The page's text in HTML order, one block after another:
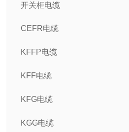
开关柜电缆
CEFR电缆
KFFP电缆
KFF电缆
KFG电缆
KGG电缆